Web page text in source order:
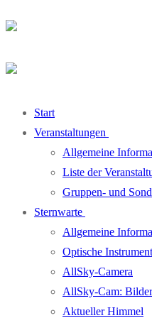
Start
Veranstaltungen
Allgemeine
Liste der
Gruppen- und
Sternwarte
Allgemeine
Optische
AllSky-Camera
AllSky-Cam:
Aktueller Himmel